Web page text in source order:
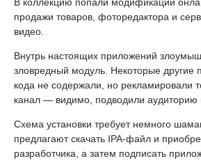
В коллекцию попали модификации
продажи товаров, фоторедактора и
видео.
Внутрь настоящих приложений
зловредный модуль. Некоторые другие
кода не содержали, но рекламировали
канал — видимо, подводили аудиторию
Схема установки требует немного
предлагают скачать IPA-файл и
разработчика, а затем подписать